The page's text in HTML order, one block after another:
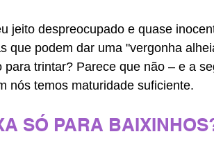
jeito despreocupado e quase
que podem dar uma "vergonha
trintar? Parece que não – e a
nós temos maturidade suficiente.
SÓ PARA